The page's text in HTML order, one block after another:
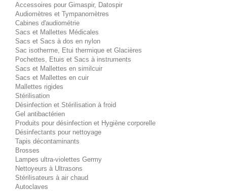
Accessoires pour Gimaspir, Datospir
Audiomètres et Tympanomètres
Cabines d'audiométrie
Sacs et Mallettes Médicales
Sacs et Sacs à dos en nylon
Sac isotherme, Etui thermique et Glacières
Pochettes, Etuis et Sacs à instruments
Sacs et Mallettes en similcuir
Sacs et Mallettes en cuir
Mallettes rigides
Stérilisation
Désinfection et Stérilisation à froid
Gel antibactérien
Produits pour désinfection et Hygiène corporelle
Désinfectants pour nettoyage
Tapis décontaminants
Brosses
Lampes ultra-violettes Germy
Nettoyeurs à Ultrasons
Stérilisateurs à air chaud
Autoclaves